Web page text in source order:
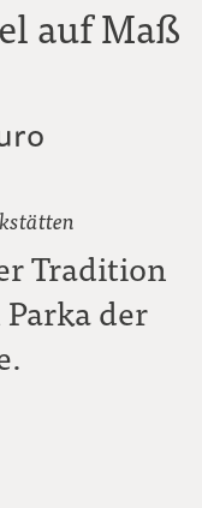
auf Maß
Tradition
der